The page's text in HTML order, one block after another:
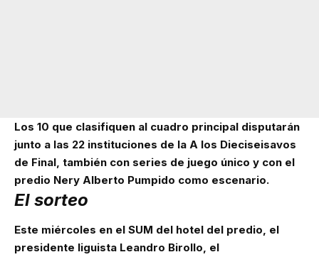
Los 10 que clasifiquen al cuadro principal disputarán
junto a las 22 instituciones de la A los Dieciseisavos
de Final, también con series de juego único y con el
predio Nery Alberto Pumpido como escenario.
El sorteo
Este miércoles en el SUM del hotel del predio, el
presidente liguista Leandro Birollo, el